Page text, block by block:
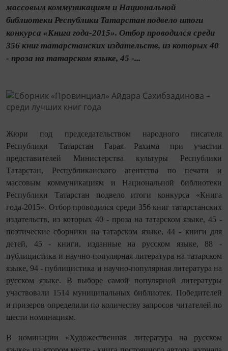
массовым коммуникациям и Национальной
библиотеки Республики Татарстан подвело итоги
конкурса «Книга года-2015». Отбор проводился среди
356 книг татарстанских издательств, из которых 40
- проза на татарском языке, 45 -...
Жюри под председательством народного писателя
Республики Татарстан Гарая Рахима при участии
представителей Министерства культуры Республики
Татарстан, Республиканского агентства по печати и
массовым коммуникациям и Национальной библиотеки
Республики Татарстан подвело итоги конкурса «Книга
года-2015». Отбор проводился среди 356 книг татарстанских
издательств, из которых 40 - проза на татарском языке, 45 -
поэтические сборники на татарском языке, 44 - книги для
детей, 45 - книги, изданные на русском языке, 88 -
публицистика и научно-популярная литература на татарском
языке, 94 - публицистика и научно-популярная литература на
русском языке. В выборе самой популярной литературы
участвовали 1514 муниципальных библиотек. Победителей
и призеров определили по количеству запросов читателей по
шести номинациям.
В номинации «Художественная литература на русском